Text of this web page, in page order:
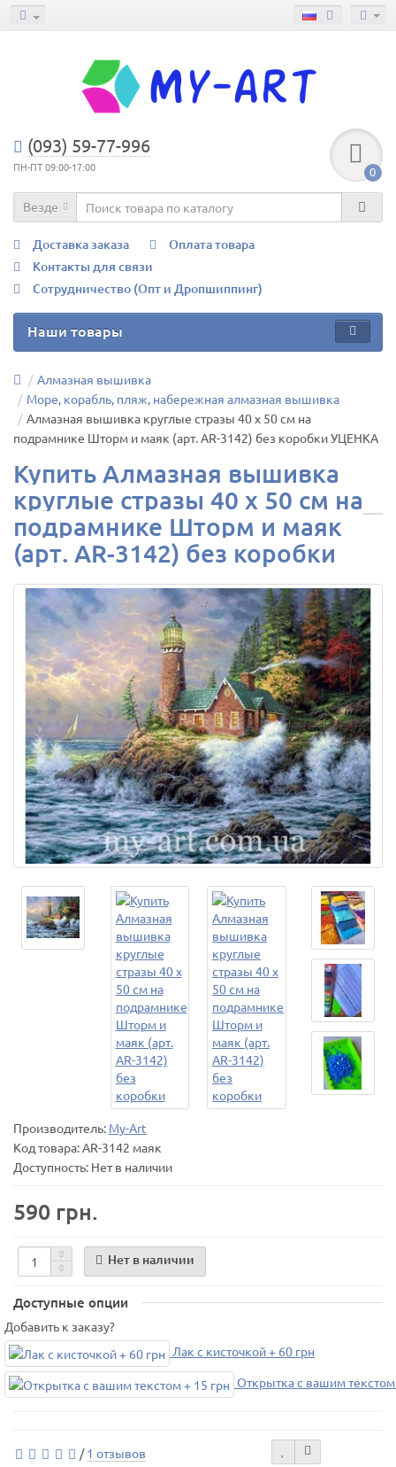
(093) 59-77-996
ПН-ПТ 09:00-17:00 0
Везде
Доставка заказа
Оплата товара
Контакты для связи
Сотрудничество (Опт и Дропшиппинг)
Наши товары
Алмазная вышивка
Море, корабль, пляж, набережная алмазная вышивка
Алмазная вышивка круглые стразы 40 х 50 см на
подрамнике Шторм и маяк (арт. AR-3142) без коробки УЦЕНКА
Купить Алмазная вышивка
круглые стразы 40 х 50 см на
подрамнике Шторм и маяк
(арт. AR-3142) без коробки
Производитель: My-Art
Код товара:AR-3142 маяк
Доступность: Нет в наличии
590 грн.
Нет в наличии
Доступные опции
Добавить к заказу?
Лак с кисточкой + 60 грн
Открытка с вашим текстом
/1 отзывов